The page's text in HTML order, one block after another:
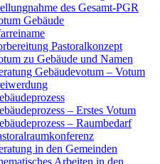
des Gesamt-PGR
Gebäude
Pastoralkonzept
zu Gebäude und Namen
Gebäudevotum – Votum
– Erstes Votum
– Raumbedarf
in den Gemeinden
Arbeiten in den